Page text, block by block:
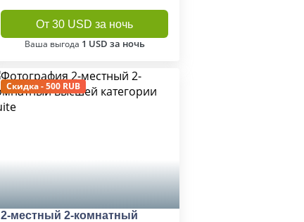
От 30 USD за ночь
Ваша выгода 1 USD за ночь
Скидка - 500 RUB
2-местный 2-комнатный